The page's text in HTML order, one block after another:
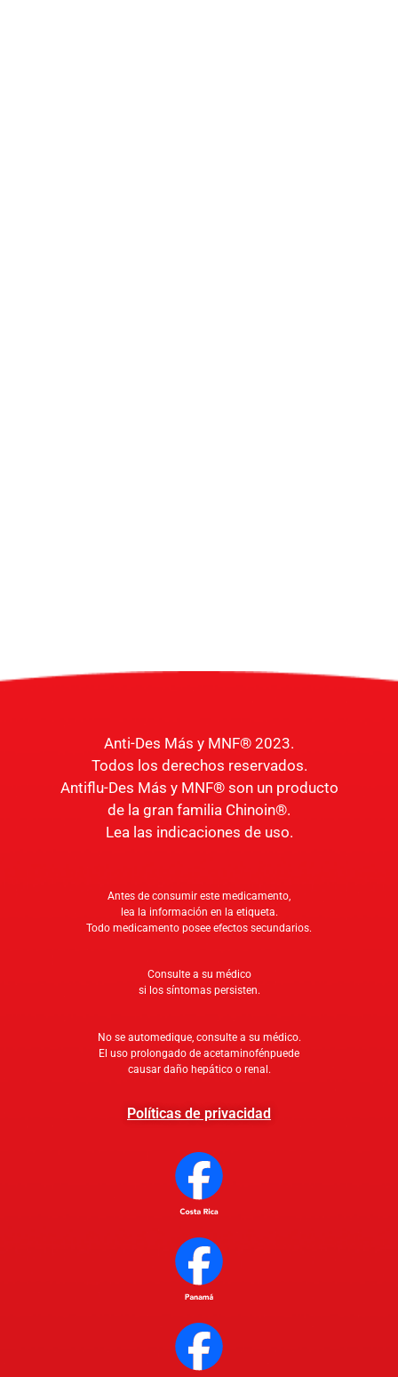
Anti-Des Más y MNF® 2023.
Todos los derechos reservados.
Antiflu-Des Más y MNF® son un producto
de la gran familia Chinoin®.
Lea las indicaciones de uso.
Antes de consumir este medicamento,
lea la información en la etiqueta.
Todo medicamento posee efectos secundarios.
Consulte a su médico
si los síntomas persisten.
No se automedique, consulte a su médico.
El uso prolongado de acetaminofénpuede
causar daño hepático o renal.
Políticas de privacidad